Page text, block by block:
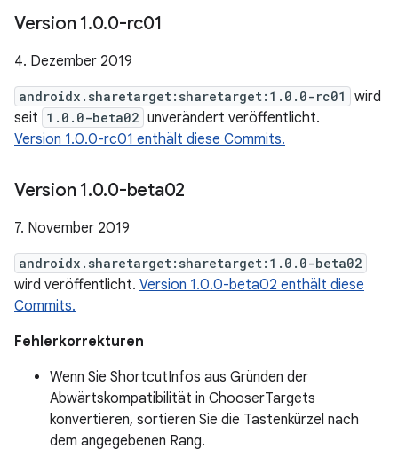
Version 1.0.0-rc01
4. Dezember 2019
androidx.sharetarget:sharetarget:1.0.0-rc01
wird
seit 1.0.0-beta02 unverändert veröffentlicht.
Version 1.0.0-rc01 enthält diese Commits.
Version 1.0.0-beta02
7. November 2019
androidx.sharetarget:sharetarget:1.0.0-beta02
wird veröffentlicht. Version 1.0.0-beta02 enthält diese
Commits.
Fehlerkorrekturen
Wenn Sie ShortcutInfos aus Gründen der
Abwärtskompatibilität in ChooserTargets
konvertieren, sortieren Sie die Tastenkürzel nach
dem angegebenen Rang.